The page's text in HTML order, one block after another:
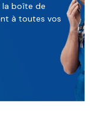
la boîte de
à toutes vos